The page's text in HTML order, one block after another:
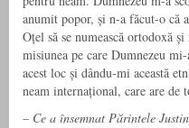
anumit popor, și n-a făcut-o că
Oțel să se numească ortodoxă
misiunea pe care Dumnezeu
acest loc și dându-mi această
neam internațional, care are de
– Ce a însemnat Părintele